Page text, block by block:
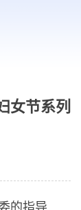
女节系列
的指导